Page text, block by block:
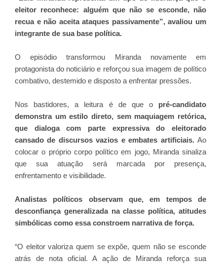
eleitor reconhece: alguém que não se esconde, não
recua e não aceita ataques passivamente”, avaliou um
integrante de sua base política.
O episódio transformou Miranda novamente em
protagonista do noticiário e reforçou sua imagem de político
combativo, destemido e disposto a enfrentar pressões.
Nos bastidores, a leitura é de que o pré-candidato
demonstra um estilo direto, sem maquiagem retórica,
que dialoga com parte expressiva do eleitorado
cansado de discursos vazios e embates artificiais. Ao
colocar o próprio corpo político em jogo, Miranda sinaliza
que sua atuação será marcada por presença,
enfrentamento e visibilidade.
Analistas políticos observam que, em tempos de
desconfiança generalizada na classe política, atitudes
simbólicas como essa constroem narrativa de força.
“O eleitor valoriza quem se expõe, quem não se esconde
atrás de nota oficial. A ação de Miranda reforça sua